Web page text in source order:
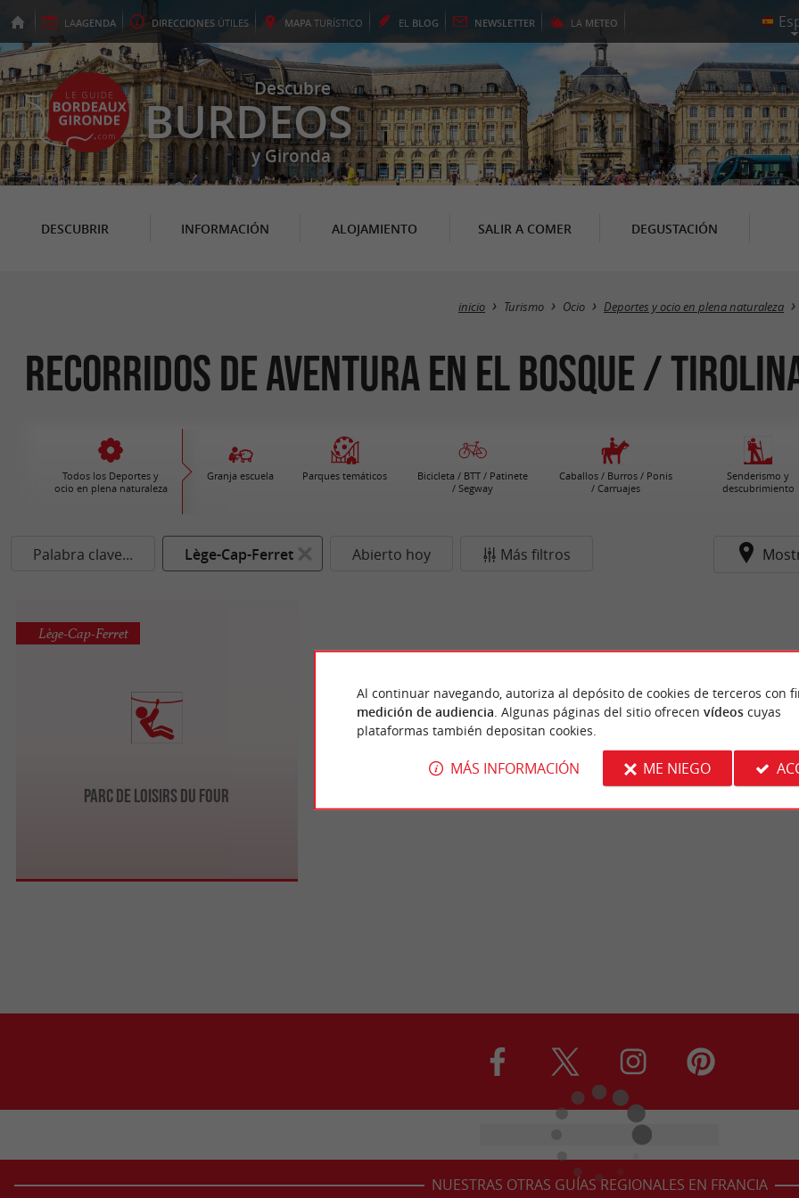
LAAGENDA DIRECCIONES ÚTILES MAPA TURÍSTICO EL BLOG NEWSLETTER LA METEO
Descubre
BURDEOS
y Gironda
DESCUBRIR INFORMACIÓN ALOJAMIENTO SALIR A COMER DEGUSTACIÓN
inicio Turismo Ocio Deportes y ocio en plena naturaleza
Recorridos de aventura en el bosque /
Todos los Deportes y
ocio en plena naturaleza
Granja escuela Parques temáticos
Bicicleta / BTT / Patinete
/ Segway
Caballos / Burros / Ponis
/ Carruajes
Senderismo y
descubrimiento
Palabra clave... Lège-Cap-Ferret Abierto hoy Más filtros
Parc de Loisirs du Four
Lège-Cap-Ferret
NUESTRAS OTRAS GUÍAS REGIONALES EN FRANCIA
Al continuar navegando, autoriza al depósito de cookies de terceros con
medición de audiencia . Algunas páginas del sitio ofrecen vídeoscuyas
plataformas también depositan cookies.
MÁS INFORMACIÓN ME NIEGO